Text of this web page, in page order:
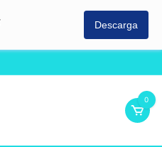
Descarga
0